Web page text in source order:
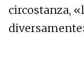
circostanza,